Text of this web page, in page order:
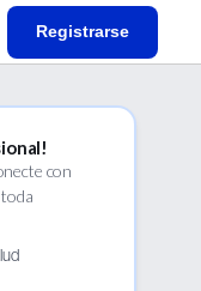
Registrarse
con